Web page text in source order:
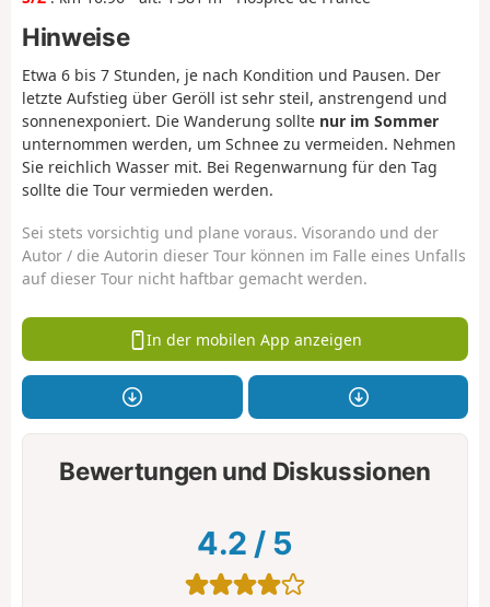
Hinweise
Etwa 6 bis 7 Stunden, je nach Kondition und Pausen. Der
letzte Aufstieg über Geröll ist sehr steil, anstrengend und
sonnenexponiert. Die Wanderung sollte nur im Sommer
unternommen werden, um Schnee zu vermeiden. Nehmen
Sie reichlich Wasser mit. Bei Regenwarnung für den Tag
sollte die Tour vermieden werden.
Sei stets vorsichtig und plane voraus. Visorando und der
Autor / die Autorin dieser Tour können im Falle eines Unfalls
auf dieser Tour nicht haftbar gemacht werden.
In der mobilen App anzeigen
Bewertungen und Diskussionen
4.2 / 5